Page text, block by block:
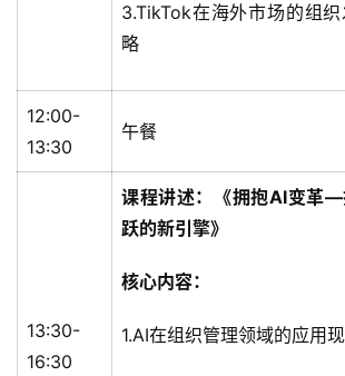
洞
察
标
3.TikTok在海外市场的组
略
12:00-
13:30
午餐
13:30-
16:30
课程讲述：《拥抱AI变革
跃的新引擎》
核心内容：
1.AI在组织管理领域的应用